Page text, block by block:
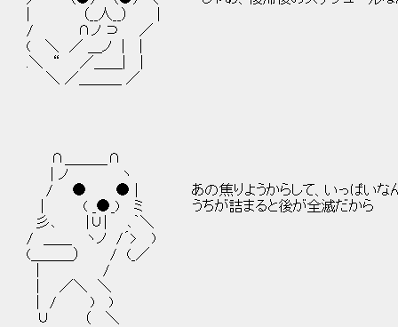
| （__人__） |
/ ∩ノ ⊃ ／
( ＼ ／ ＿ノ | |
.＼ “ ／＿＿| |
＼ ／＿＿＿ ／
∩＿＿＿∩
| ノ ヽ
/ ● ● | あの焦りようからして、いっぱいなんだ
| ( _●_) ミ うちが詰まると後が全滅だから
彡､ |∪| ､｀＼
/ ＿＿ ヽノ /´> )
(＿＿＿） / (_／
| /
| ／＼ ＼
| / ) )
∪ （ ＼